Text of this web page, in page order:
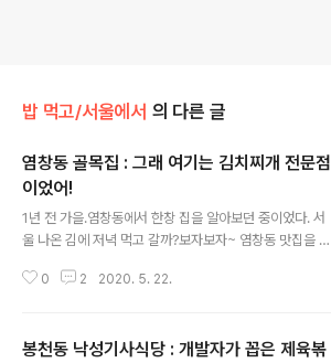
밥 먹고/서울에서 의 다른 글
염창동 골목집 : 그래 여기는 김치찌개 전문점
이었어!
1년 전 가을.염창동에서 한창 집을 알아보던 중이었다. 서
울 나온 김에 저녁 먹고 갈까?보자보자~ 염창동 맛집을 찾
문 가능-> 그런데 양은 많지 않고-> 맛도 쏘쏘 '아, 서울은
온 뒤로도 기억 속에서 지워버렸는데... 봄비가 추적추적 오
0 2 2020. 5. 22.
봉천동 낙성기사식당 : 개발자가 꼽은 제육볶